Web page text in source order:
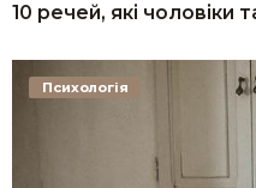
10 речей, які чоловіки
Психологія